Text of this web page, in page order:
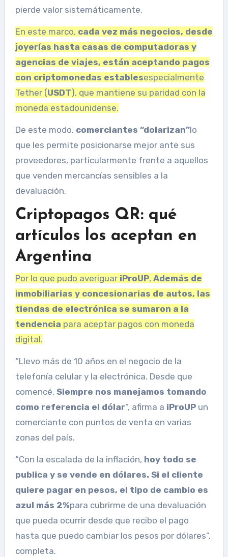
pierde valor sistemáticamente.
En este marco, cada vez más negocios, desde
joyerías hasta casas de computadoras y
agencias de viajes, están aceptando pagos
con criptomonedas establesespecialmente
Tether (USDT), que mantiene su paridad con la
moneda estadounidense.
De este modo, comerciantes “dolarizan”lo
que les permite posicionarse mejor ante sus
proveedores, particularmente frente a aquellos
que venden mercancías sensibles a la
devaluación.
Criptopagos QR: qué
artículos los aceptan en
Argentina
Por lo que pudo averiguar iProUP, Además de
inmobiliarias y concesionarias de autos, las
tiendas de electrónica se sumaron a la
tendencia para aceptar pagos con moneda
digital.
“Llevo más de 10 años en el negocio de la
telefonía celular y la electrónica. Desde que
comencé, Siempre nos manejamos tomando
como referencia el dólar“, afirma a iProUPun
comerciante con puntos de venta en varias
zonas del país.
“Con la escalada de la inflación, hoy todo se
publica y se vende en dólares. Si el cliente
quiere pagar en pesos, el tipo de cambio es
azul más 2%para cubrirme de una devaluación
que pueda ocurrir desde que recibo el pago
hasta que puedo cambiar los pesos por dólares”,
completa.